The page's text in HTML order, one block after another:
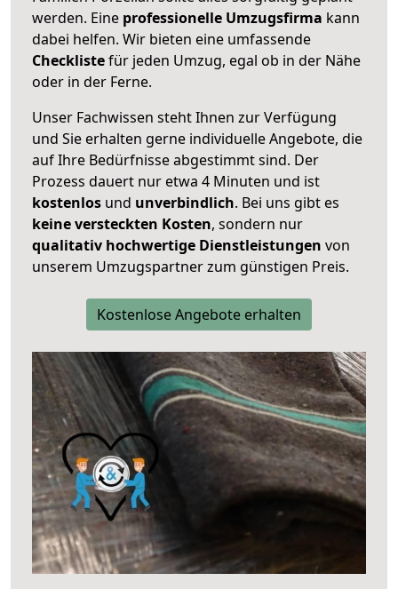
werden. Eine professionelle Umzugsfirma kann
dabei helfen. Wir bieten eine umfassende
Checklistefür jeden Umzug, egal ob in der Nähe
oder in der Ferne.
Unser Fachwissen steht Ihnen zur Verfügung
und Sie erhalten gerne individuelle Angebote, die
auf Ihre Bedürfnisse abgestimmt sind. Der
Prozess dauert nur etwa 4 Minuten und ist
kostenlos und unverbindlich. Bei uns gibt es
keine versteckten Kosten, sondern nur
qualitativ hochwertige Dienstleistungen von
unserem Umzugspartner zum günstigen Preis.
Kostenlose Angebote erhalten